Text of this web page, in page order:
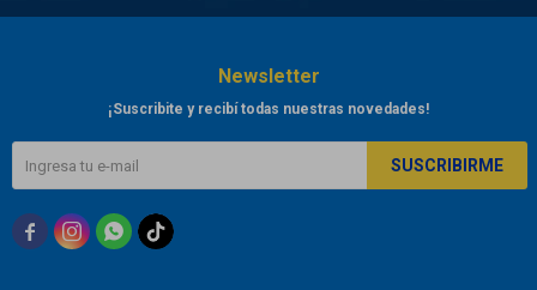
Newsletter
¡Suscribite y recibí todas nuestras novedades!
SUSCRIBIRME
  